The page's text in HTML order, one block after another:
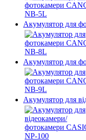
Акумулятор для
Акумулятор для
Акумулятор для